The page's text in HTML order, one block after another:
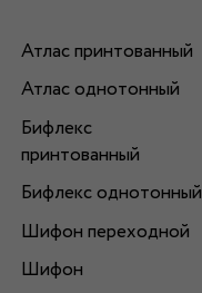
Атлас принтованный
Атлас однотонный
Бифлекс
принтованный
Бифлекс однотонный
Шифон переходной
Шифон